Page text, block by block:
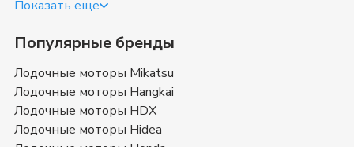
наличии
Показать еще
Популярные бренды
Лодочные моторы Mikatsu
Лодочные моторы Hangkai
Лодочные моторы HDX
Лодочные моторы Hidea